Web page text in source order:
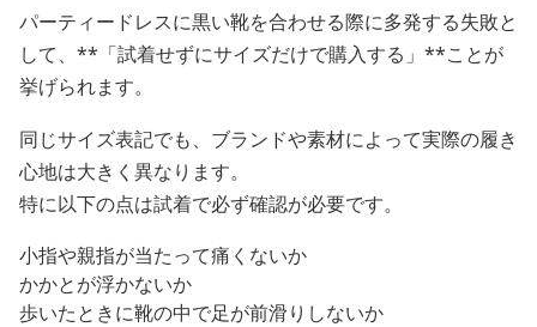
パーティードレスに黒い靴を合わせる際に多発する失敗と
して、**「試着せずにサイズだけで購入する」**ことが
挙げられます。
同じサイズ表記でも、ブランドや素材によって実際の履き
心地は大きく異なります。
特に以下の点は試着で必ず確認が必要です。
小指や親指が当たって痛くないか
かかとが浮かないか
歩いたときに靴の中で足が前滑りしないか